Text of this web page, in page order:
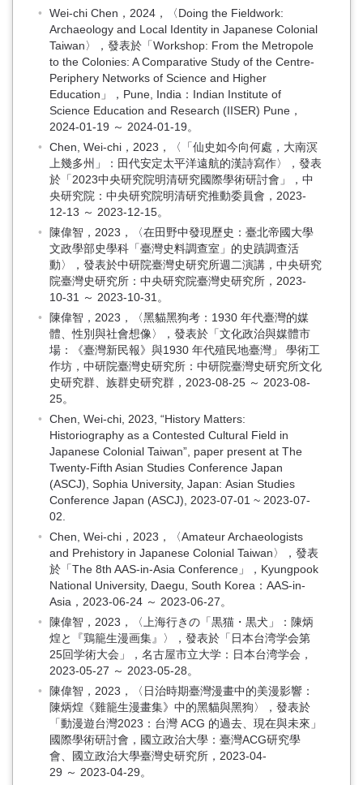
Wei-chi Chen，2024，〈Doing the Fieldwork:
Archaeology and Local Identity in Japanese Colonial
Taiwan〉，發表於「Workshop: From the Metropole
to the Colonies: A Comparative Study of the Centre-
Periphery Networks of Science and Higher
Education」，Pune, India：Indian Institute of
Science Education and Research (IISER) Pune，
2024-01-19 ～ 2024-01-19。
Chen, Wei-chi，2023，〈「仙史如今向何處，大南溟
上幾多州」：田代安定太平洋遠航的漢詩寫作〉，發表
於「2023中央研究院明清研究國際學術研討會」，中
央研究院：中央研究院明清研究推動委員會，2023-
12-13 ～ 2023-12-15。
陳偉智，2023，〈在田野中發現歷史：臺北帝國大學
文政學部史學科「臺灣史料調查室」的史蹟調查活
動〉，發表於中研院臺灣史研究所週二演講，中央研究
院臺灣史研究所：中央研究院臺灣史研究所，2023-
10-31 ～ 2023-10-31。
陳偉智，2023，〈黑貓黑狗考：1930 年代臺灣的媒
體、性別與社會想像〉，發表於「文化政治與媒體市
場：《臺灣新民報》與1930 年代殖民地臺灣」 學術工
作坊，中研院臺灣史研究所：中研院臺灣史研究所文化
史研究群、族群史研究群，2023-08-25 ～ 2023-08-
25。
Chen, Wei-chi, 2023, “History Matters:
Historiography as a Contested Cultural Field in
Japanese Colonial Taiwan”, paper present at The
Twenty-Fifth Asian Studies Conference Japan
(ASCJ), Sophia University, Japan: Asian Studies
Conference Japan (ASCJ), 2023-07-01 ~ 2023-07-
02.
Chen, Wei-chi，2023，〈Amateur Archaeologists
and Prehistory in Japanese Colonial Taiwan〉，發表
於「The 8th AAS-in-Asia Conference」，Kyungpook
National University, Daegu, South Korea：AAS-in-
Asia，2023-06-24 ～ 2023-06-27。
陳偉智，2023，〈上海行きの「黒猫・黒犬」：陳炳
煌と『鶏籠生漫画集』〉，發表於「日本台湾学会第
25回学術大会」，名古屋市立大学：日本台湾学会，
2023-05-27 ～ 2023-05-28。
陳偉智，2023，〈日治時期臺灣漫畫中的美漫影響：
陳炳煌《雞籠生漫畫集》中的黑貓與黑狗〉，發表於
「動漫遊台灣2023：台灣 ACG 的過去、現在與未來」
國際學術研討會，國立政治大學：臺灣ACG研究學
會、國立政治大學臺灣史研究所，2023-04-
29 ～ 2023-04-29。